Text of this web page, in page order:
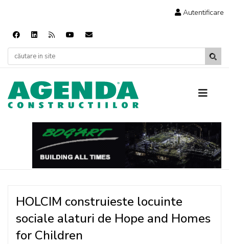
Autentificare
HOLCIM construieste locuinte
sociale alaturi de Hope and Homes
for Children